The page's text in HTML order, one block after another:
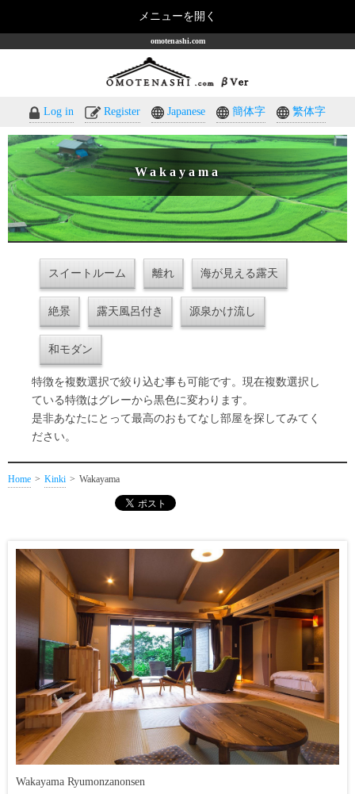
omotenashi.com
Log in Register Japanese 簡体字 繁体字
Wakayama
スイートルーム 離れ 海が見える露天
絶景 露天風呂付き 源泉かけ流し
和モダン
特徴を複数選択で絞り込む事も可能です。現在複数選択し
ている特徴はグレーから黒色に変わります。
是非あなたにとって最高のおもてなし部屋を探してみてく
ださい。
Home Kinki Wakayama
Wakayama Ryumonzanonsen
メニューを開く